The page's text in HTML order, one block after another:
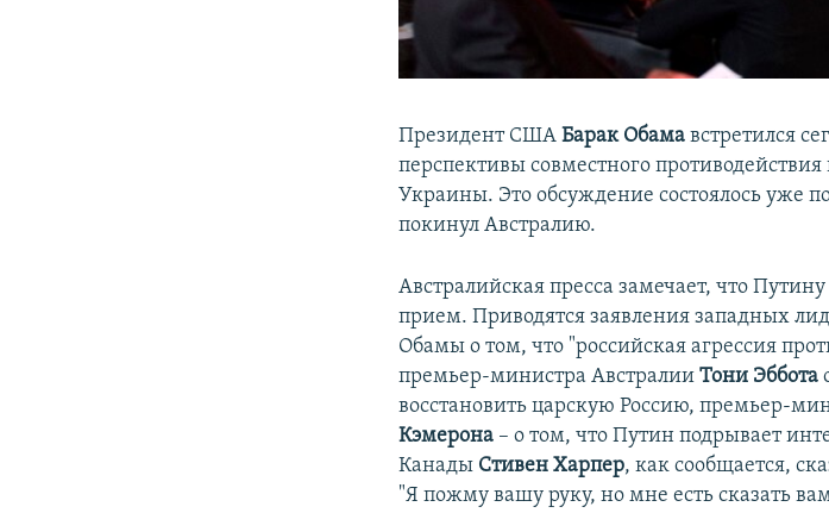
Президент СШАБарак Обама встретился
перспективы совместного
Украины. Это обсуждение состоялось уже
покинул Австралию.
Австралийская пресса замечает, что
прием. Приводятся заявления западных
Обамы о том, что "российская агрессия
премьер-министра АвстралииТони Эббота
восстановить царскую Россию, премьер-
Кэмерона – о том, что Путин подрывает
Канады Стивен Харпер, как сообщается,
"Я пожму вашу руку, но мне есть сказать